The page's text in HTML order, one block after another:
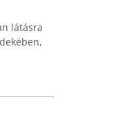
látásra